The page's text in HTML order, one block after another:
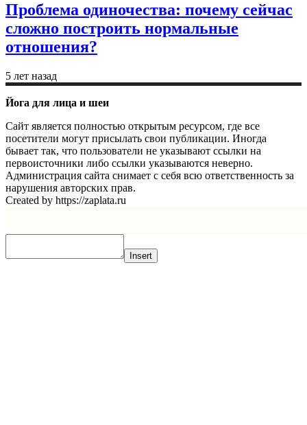
Проблема одиночества: почему сейчас
сложно построить нормальные
отношения?
5 лет назад
Йога для лица и шеи
Сайт является полностью открытым ресурсом, где все
посетители могут присылать свои публикации. Иногда
бывает так, что пользователи не указывают ссылки на
первоисточники либо ссылки указываются неверно.
Администрация сайта снимает с себя всю ответственность за
нарушения авторских прав.
Created by https://zaplata.ru
Insert